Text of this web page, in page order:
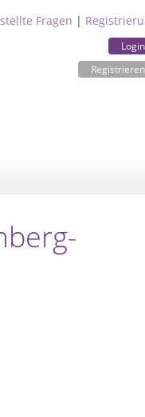
Fragen |
Login
Registrieren